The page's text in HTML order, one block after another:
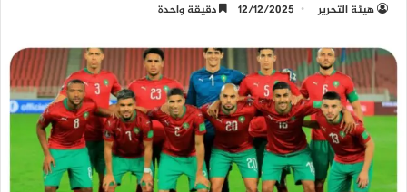
هيئة التحرير 12/12/2025 دقيقة واحدة